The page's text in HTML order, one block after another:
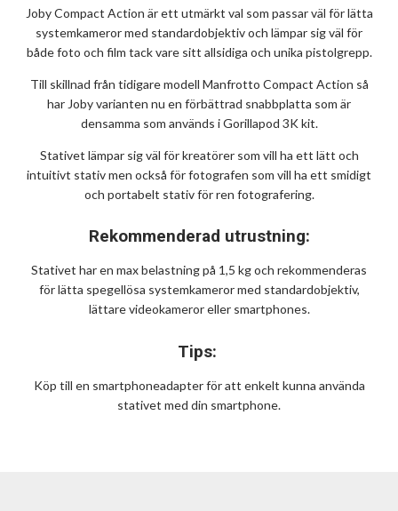
Joby Compact Action är ett utmärkt val som passar väl för lätta
systemkameror med standardobjektiv och lämpar sig väl för
både foto och film tack vare sitt allsidiga och unika pistolgrepp.
Till skillnad från tidigare modell Manfrotto Compact Action så
har Joby varianten nu en förbättrad snabbplatta som är
densamma som används i Gorillapod 3K kit.
Stativet lämpar sig väl för kreatörer som vill ha ett lätt och
intuitivt stativ men också för fotografen som vill ha ett smidigt
och portabelt stativ för ren fotografering.
Rekommenderad utrustning:
Stativet har en max belastning på 1,5 kg och rekommenderas
för lätta spegellösa systemkameror med standardobjektiv,
lättare videokameror eller smartphones.
Tips:
Köp till en smartphoneadapter för att enkelt kunna använda
stativet med din smartphone.